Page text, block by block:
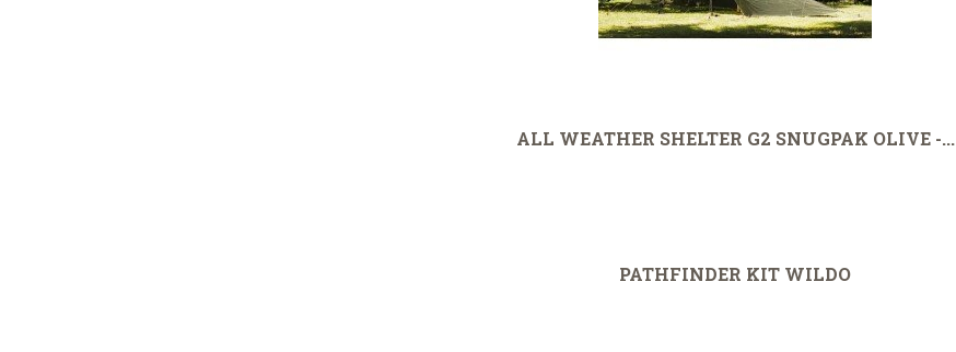
ALL WEATHER SHELTER G2 SNUGPAK OLIVE -...
PATHFINDER KIT WILDO